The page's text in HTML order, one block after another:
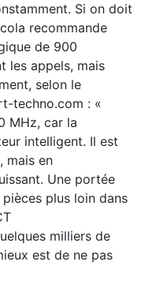
Si on doit
recommande
de 900
les appels, mais
selon le
techno.com : «
MHz, car la
intelligent. Il est
mais en
Une portée
plus loin dans
milliers de
est de ne pas